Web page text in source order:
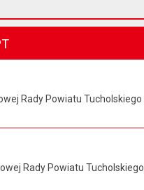
Rady Powiatu Tucholskiego
Rady Powiatu Tucholskiego